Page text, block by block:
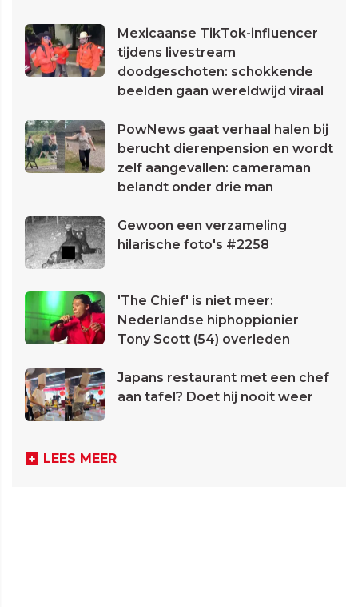
Mexicaanse TikTok-influencer
tijdens livestream
doodgeschoten: schokkende
beelden gaan wereldwijd viraal
PowNews gaat verhaal halen bij
berucht dierenpension en wordt
zelf aangevallen: cameraman
belandt onder drie man
Gewoon een verzameling
hilarische foto's #2258
'The Chief' is niet meer:
Nederlandse hiphoppionier
Tony Scott (54) overleden
Japans restaurant met een chef
aan tafel? Doet hij nooit weer
LEES MEER